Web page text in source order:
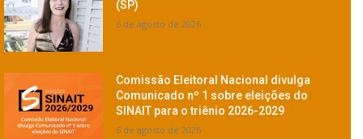
(SP)
6 de agosto de 2026
Comissão Eleitoral Nacional divulga
Comunicado nº 1 sobre eleições do
SINAIT para o triênio 2026-2029
6 de agosto de 2026